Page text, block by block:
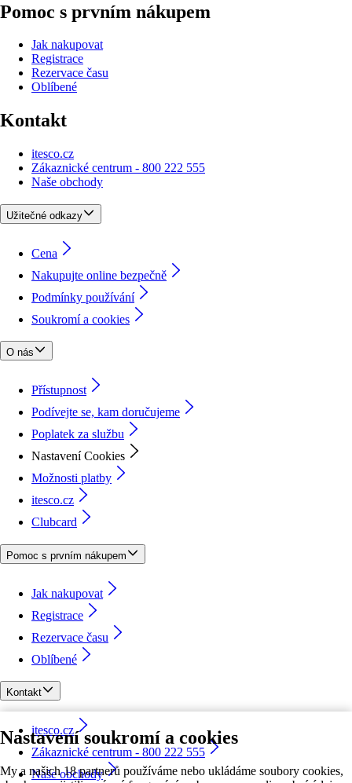
Nastavení soukromí a cookies
My a našich 18 partnerů používáme nebo ukládáme soubory cookies,
Pomoc s prvním nákupem
Jak nakupovat
Registrace
Rezervace času
Oblíbené
Kontakt
itesco.cz
Zákaznické centrum - 800 222 555
Naše obchody
Užitečné odkazy
Cena
Nakupujte online bezpečně
Podmínky používání
Soukromí a cookies
O nás
Přístupnost
Podívejte se, kam doručujeme
Poplatek za službu
Nastavení Cookies
Možnosti platby
itesco.cz
Clubcard
Pomoc s prvním nákupem
Jak nakupovat
Registrace
Rezervace času
Oblíbené
Kontakt
itesco.cz
Zákaznické centrum - 800 222 555
Naše obchody